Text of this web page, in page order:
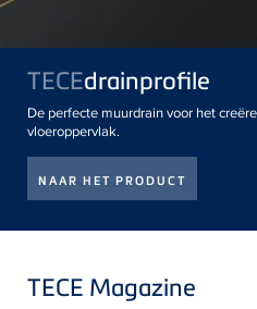
TECEdrainprofile
De perfecte muurdrain voor het
vloeroppervlak.
NAAR HET PRODUCT
TECE Magazine